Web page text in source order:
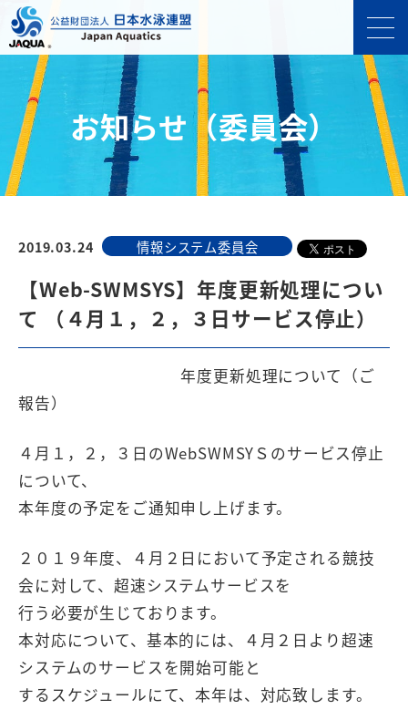
お知らせ（委員会）
2019.03.24 情報システム委員会
【Web-SWMSYS】年度更新処理につい
て （４月１，２，３日サービス停止）
年度更新処理について（ご
報告）
４月１，２，３日のWebSWMSYＳのサービス停止
について、
本年度の予定をご通知申し上げます。
２０１９年度、４月２日において予定される競技
会に対して、超速システムサービスを
行う必要が生じております。
本対応について、基本的には、４月２日より超速
システムのサービスを開始可能と
するスケジュールにて、本年は、対応致します。